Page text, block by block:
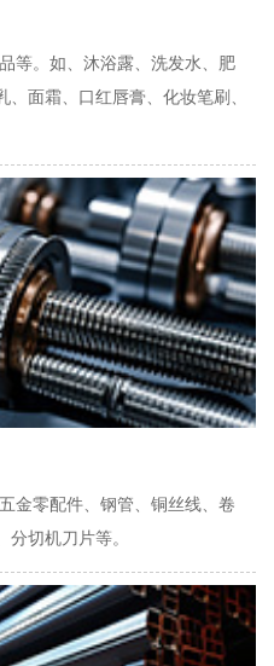
等。如、沐浴露、洗发水、肥
面霜、口红唇膏、化妆笔刷、
金零配件、钢管、铜丝线、卷
切机刀片等。